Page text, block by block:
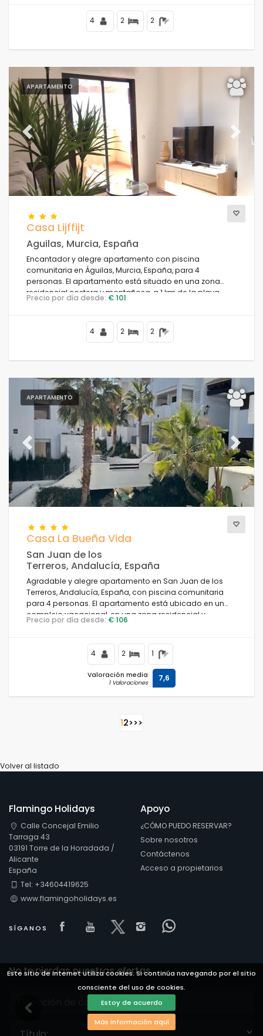
Este sitio de Internet utiliza cookies. Si continúa navegando por el sitio
consciente del uso de cookies.
Estoy de acuerdo
Más información aquí
4 2 2
APARTAMENTO
Previous Next
Casa Lijffijt
Aguilas, Murcia, España
Encantador y alegre apartamento con piscina
comunitaria en Águilas, Murcia, España, para 4
personas. El apartamento está situado en una zona
residencial costera y montañosa, a 1 km de la playa
Playa del Arroz / Calabardina.
Precio por día desde: € 101
4 2 2
APARTAMENTO
Previous Next
Casa La Bueña Vida
San Juan de los
Terreros, Andalucía, España
Agradable y alegre apartamento en San Juan de los
Terreros, Andalucía, España, con piscina comunitaria
para 4 personas. El apartamento está ubicado en un
complejo vacacional, en una zona residencial y
montañosa cerca de la playa, cerca de restaurantes y
la Playa de Nardos.
Precio por día desde: € 106
4 2 1
Valoración media
1 Valoraciones 7,6
12>>>
Volver al listado
Flamingo Holidays
Calle Concejal Emilio
Tarraga 43
03191 Torre de la Horadada /
Alicante
España
Tel: +34604419625
www.flamingoholidays.es
SÍGANOS Visit our Facebook page
Visit our youtube page
Visit our x page
Visit our isntagram
Visit our
Apoyo
¿CÓMO PUEDO RESERVAR?
Sobre nosotros
Contáctenos
Acceso a propietarios
No te pierdas nuestras ofertas